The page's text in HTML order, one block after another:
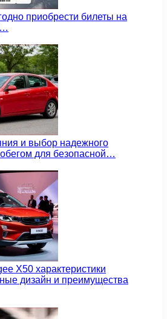
приобрести билеты на
и выбор надежного
для безопасной…
X50 характеристики
дизайн и преимущества